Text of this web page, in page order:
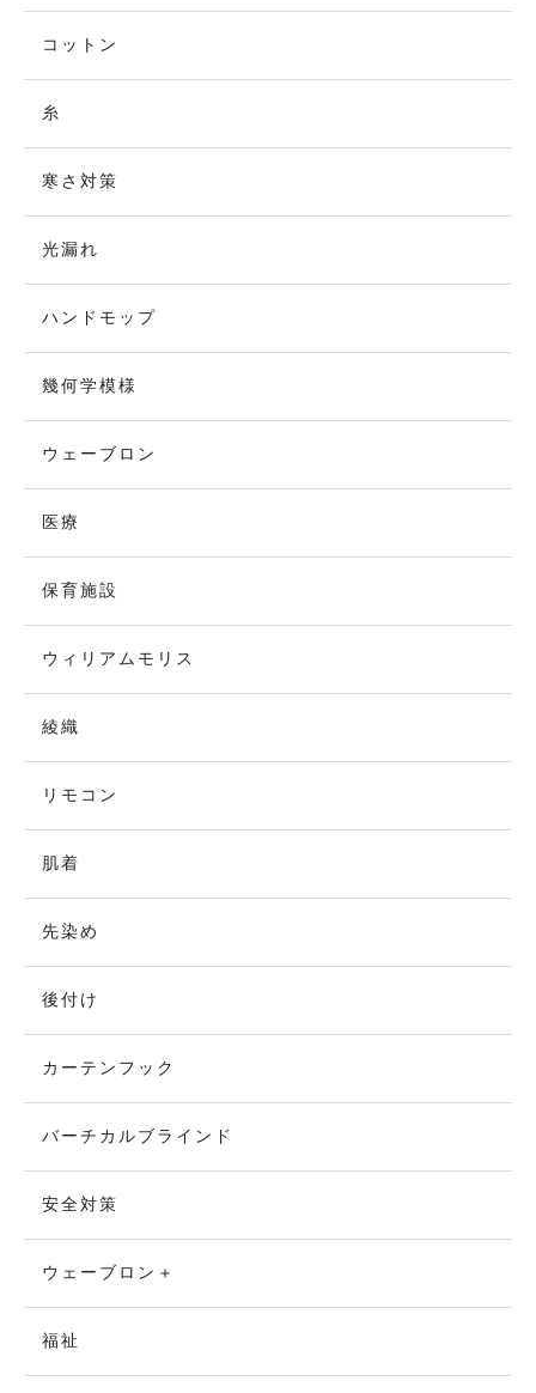
コットン
糸
寒さ対策
光漏れ
ハンドモップ
幾何学模様
ウェーブロン
医療
保育施設
ウィリアムモリス
綾織
リモコン
肌着
先染め
後付け
カーテンフック
バーチカルブラインド
安全対策
ウェーブロン＋
福祉